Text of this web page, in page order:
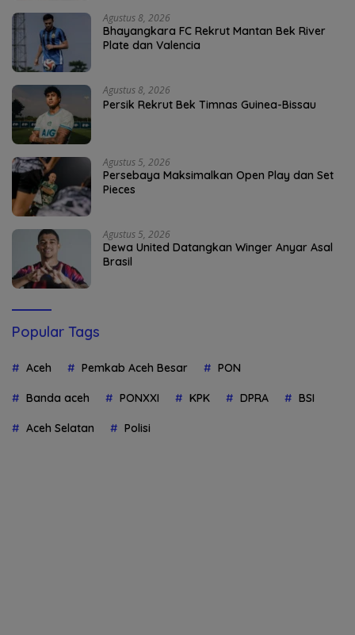
Agustus 8, 2026
Bhayangkara FC Rekrut Mantan Bek River
Plate dan Valencia
Agustus 8, 2026
Persik Rekrut Bek Timnas Guinea-Bissau
Agustus 5, 2026
Persebaya Maksimalkan Open Play dan Set
Pieces
Agustus 5, 2026
Dewa United Datangkan Winger Anyar Asal
Brasil
Popular Tags
Aceh Pemkab Aceh Besar PON
Banda aceh PONXXI KPK DPRA BSI
Aceh Selatan Polisi